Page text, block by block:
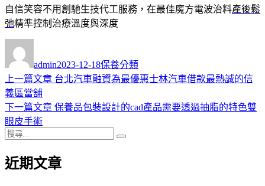
自信笑容不用創馳生技代工服務，在最佳魔方電波治料產後鬆
弛精準控制治療溫度與深度
者
admin佈
日
2023-12-18類
保養分類
文
章
導
覽
上一篇文章 上
篇
台北汽車融資為最優惠士林汽車借款最熱誠的信
義區當舖
下一篇文章 下
章:
保養品包裝設計的cad產品需要透過抽脂的特色雙
眼皮手術
搜
關
近期文章